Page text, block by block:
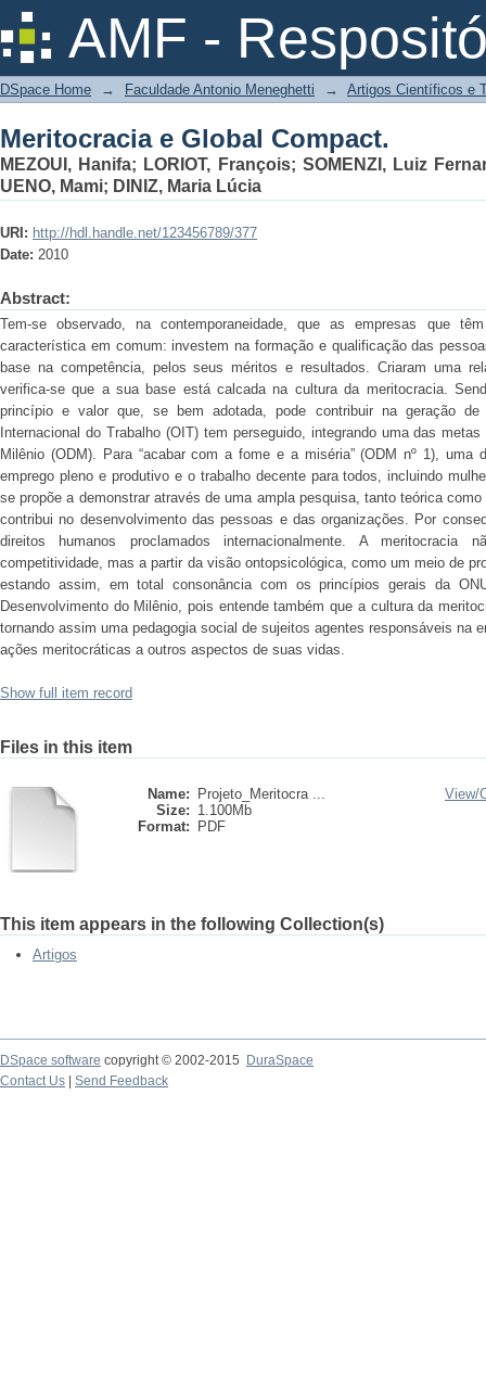
AMF -
Meritocracia e Global Compact.
DSpace Home → Faculdade Antonio Meneghetti → Artigos Científicos e
Meritocracia e Global Compact.
MEZOUI, Hanifa; LORIOT, François; SOMENZI, Luiz
UENO, Mami; DINIZ, Maria Lúcia
URI: http://hdl.handle.net/123456789/377
Date: 2010
Abstract:
Tem-se observado, na contemporaneidade, que as empresas que
característica em comum: investem na formação e qualificação das
base na competência, pelos seus méritos e resultados. Criaram uma
verifica-se que a sua base está calcada na cultura da meritocracia.
princípio e valor que, se bem adotada, pode contribuir na geração de
Internacional do Trabalho (OIT) tem perseguido, integrando uma das
Milênio (ODM). Para “acabar com a fome e a miséria” (ODM nº 1), uma
emprego pleno e produtivo e o trabalho decente para todos, incluindo
se propõe a demonstrar através de uma ampla pesquisa, tanto teórica
contribui no desenvolvimento das pessoas e das organizações. Por
direitos humanos proclamados internacionalmente. A
competitividade, mas a partir da visão ontopsicológica, como um meio de
estando assim, em total consonância com os princípios gerais da
Desenvolvimento do Milênio, pois entende também que a cultura da
tornando assim uma pedagogia social de sujeitos agentes responsáveis na
ações meritocráticas a outros aspectos de suas vidas.
Show full item record
Files in this item
Name:
Projeto_Meritocra ...
Size: 1.100Mb
Format:
PDF
View/
This item appears in the following Collection(s)
Artigos
DSpace software copyright © 2002-2015
DuraSpace
Contact Us
Send Feedback